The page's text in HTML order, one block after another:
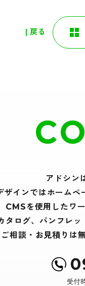
| 戻る
アドシン
ザインではホームペ
CMSを使用したワ
タログ、パンフレッ
ご相談・お見積りは
受付